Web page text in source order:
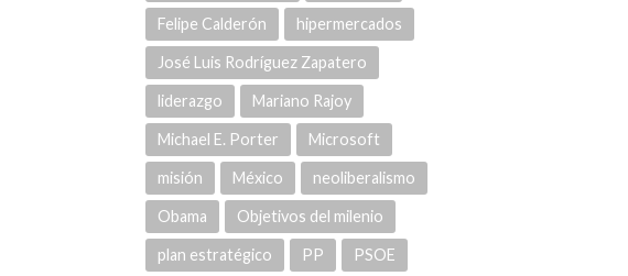
Felipe Calderón hipermercados
José Luis Rodríguez Zapatero
liderazgo Mariano Rajoy
Michael E. Porter Microsoft
misión México neoliberalismo
Obama Objetivos del milenio
plan estratégico PP PSOE